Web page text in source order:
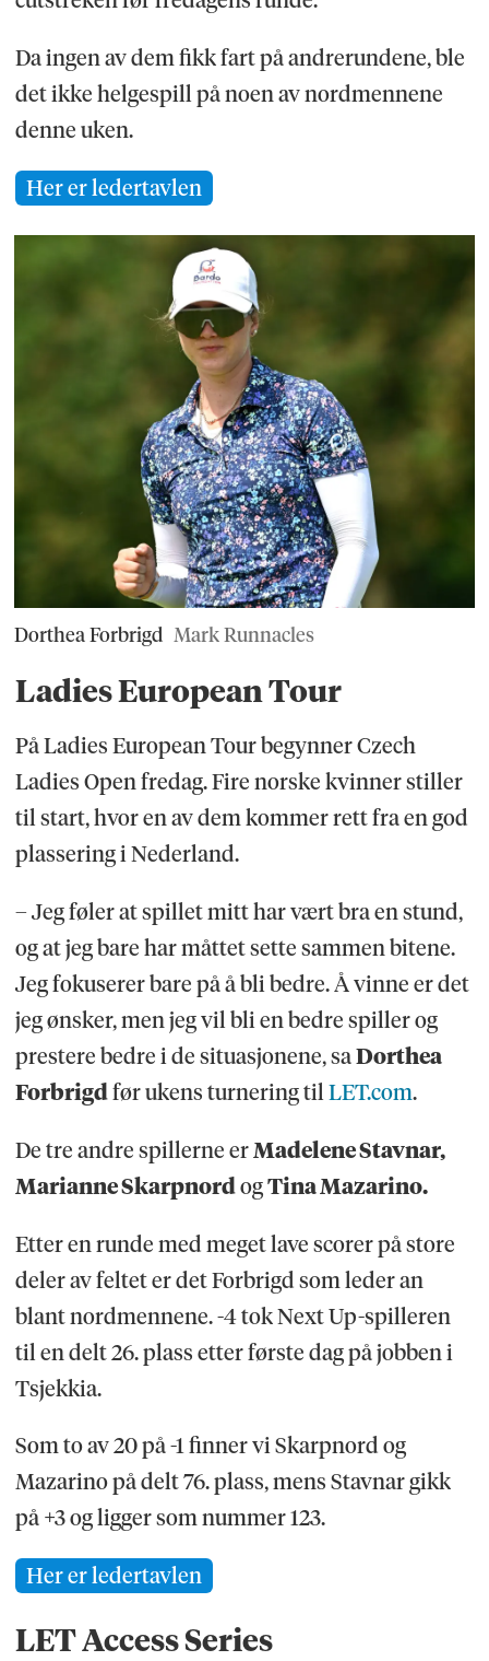
Da ingen av dem fikk fart på andrerundene, ble
det ikke helgespill på noen av nordmennene
denne uken.
Her er ledertavlen
Dorthea Forbrigd Mark Runnacles
Ladies European Tour
På Ladies European Tour begynner Czech
Ladies Open fredag. Fire norske kvinner stiller
til start, hvor en av dem kommer rett fra en god
plassering i Nederland.
– Jeg føler at spillet mitt har vært bra en stund,
og at jeg bare har måttet sette sammen bitene.
Jeg fokuserer bare på å bli bedre. Å vinne er det
jeg ønsker, men jeg vil bli en bedre spiller og
prestere bedre i de situasjonene, saDorthea
Forbrigdfør ukens turnering til LET.com.
De tre andre spillerne er Madelene Stavnar,
Marianne SkarpnordogTina Mazarino.
Etter en runde med meget lave scorer på store
deler av feltet er det Forbrigd som leder an
blant nordmennene. -4 tok Next Up-spilleren
til en delt 26. plass etter første dag på jobben i
Tsjekkia.
Som to av 20 på -1 finner vi Skarpnord og
Mazarino på delt 76. plass, mens Stavnar gikk
på +3 og ligger som nummer 123.
Her er ledertavlen
LET Access Series